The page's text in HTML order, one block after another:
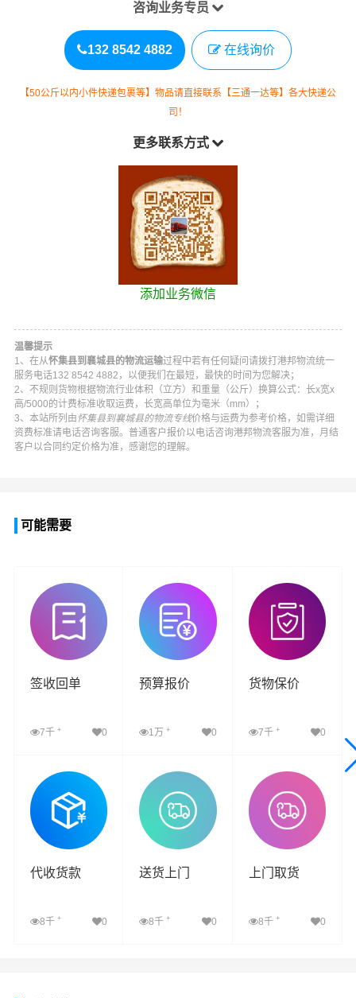
咨询业务专员
132 8542 4882 在线询价
【50公斤以内小件快递包裹等】物品请直接联系【三通一达等】各大快递公
司！
更多联系方式
添加业务微信
温馨提示
1、在从怀集县到襄城县的物流运输过程中若有任何疑问请拨打 港邦物流统一
服务电话132 8542 4882 ，以便我们在最短，最快的时间为您解决；
2、不规则货物根据物流行业体积（立方）和重量（公斤）换算公式：长x宽x
高/5000的计费标准收取运费，长宽高单位为毫米（mm）；
3、本站所列由 怀集县到襄城县的物流专线价格与运费为参考价格，如需详细
资费标准请电话咨询客服。普通客户报价以电话咨询港邦物流客服为准，月结
客户以合同约定价格为准，感谢您的理解。
可能需要
签收回单
7千 + 0
查看详细
预算报价
1万+ 0
查看详细
货物保价
7千 + 0
查看详细
代收货款
8千 + 0
送货上门
8千+ 0
上门取货
8千 + 0